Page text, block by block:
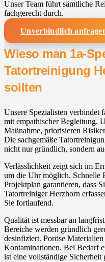
Unser Team führt sämtliche
fachgerecht durch.
Unverbindlich
Wieso man 1a-
Tatortreinigung
sollten
Unsere Spezialisten
mit empathischer Begleitung.
Maßnahme, priorisieren
Die sachgemäße
nicht nur gründlich, sondern
Verlässlichkeit zeigt sich im
um die Uhr möglich. Schnelle
Projektplan garantieren, dass
Tatortreiniger Herzhorn
Sie fortlaufend.
Qualität ist messbar an
Bereiche werden gründlich
desinfiziert. Poröse
Kontaminationen. Bei Bedarf
ist eine vollständige Sicherheit